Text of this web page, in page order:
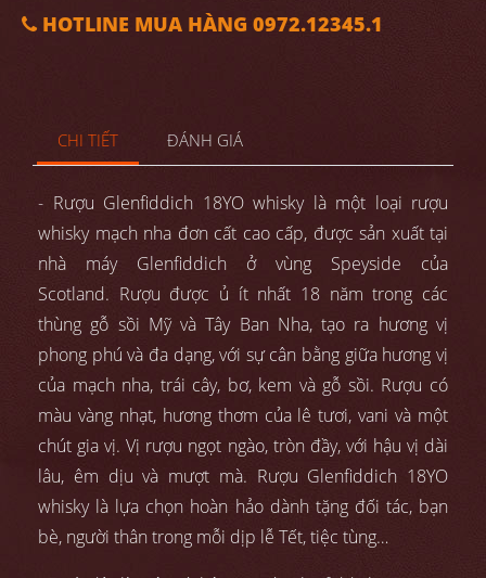
HOTLINE MUA HÀNG 0972.12345.1
CHI TIẾT ĐÁNH GIÁ
- Rượu Glenfiddich 18YO whisky là một loại rượu
whisky mạch nha đơn cất cao cấp, được sản xuất tại
nhà máy Glenfiddich ở vùng Speyside của
Scotland. Rượu được ủ ít nhất 18 năm trong các
thùng gỗ sồi Mỹ và Tây Ban Nha, tạo ra hương vị
phong phú và đa dạng, với sự cân bằng giữa hương vị
của mạch nha, trái cây, bơ, kem và gỗ sồi. Rượu có
màu vàng nhạt, hương thơm của lê tươi, vani và một
chút gia vị. Vị rượu ngọt ngào, tròn đầy, với hậu vị dài
lâu, êm dịu và mượt mà. Rượu Glenfiddich 18YO
whisky là lựa chọn hoàn hảo dành tặng đối tác, bạn
bè, người thân trong mỗi dịp lễ Tết, tiệc tùng…